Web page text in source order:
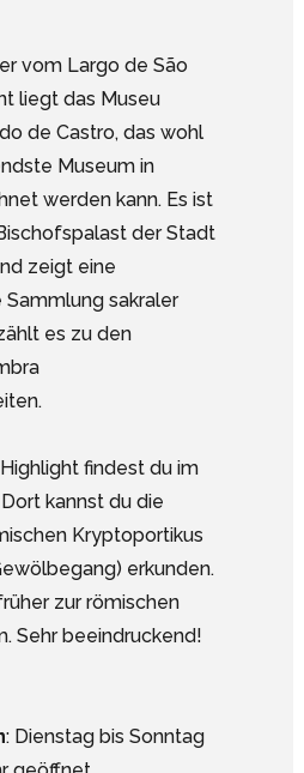
vom Largo de São
liegt das Museu
de Castro, das wohl
Museum in
werden kann. Es ist
der Stadt
zeigt eine
sakraler
es zu den
findest du im
kannst du die
Kryptoportikus
erkunden.
zur römischen
Sehr beeindruckend!
: Dienstag bis Sonntag